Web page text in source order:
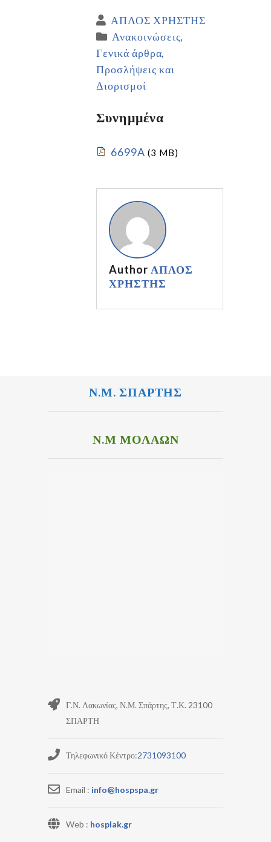
ΑΠΛΟΣ ΧΡΗΣΤΗΣ
Ανακοινώσεις
Γενικά άρθρα
Προσλήψεις και
Διορισμοί
Συνημμένα
6699A (3 MB)
Author ΑΠΛΟΣ
ΧΡΗΣΤΗΣ
Ν.Μ. ΣΠΑΡΤΗΣ
Ν.Μ ΜΟΛΑΩΝ
Γ.Ν. Λακωνίας, Ν.Μ. Σπάρτης, Τ.Κ. 23100
ΣΠΑΡΤΗ
Τηλεφωνικό Κέντρο:2731093100
Email : info@hospspa.gr
Web : hosplak.gr